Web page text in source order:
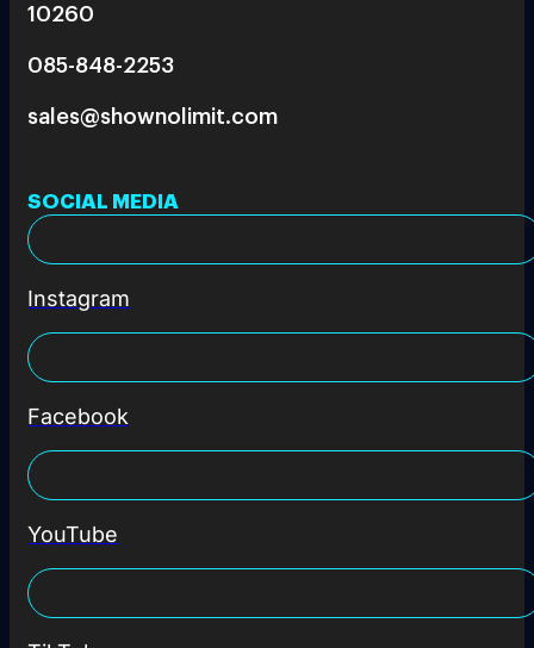
10260
085-848-2253
sales@shownolimit.com
SOCIAL MEDIA
Instagram
Facebook
YouTube